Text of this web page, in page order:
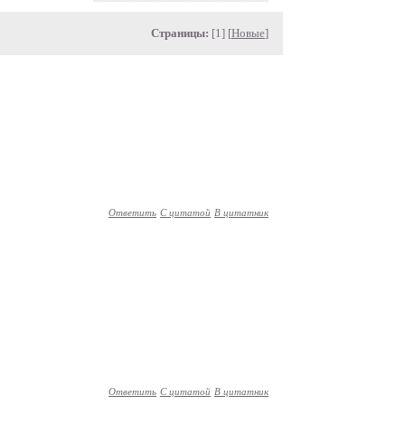
Страницы: [1] [Новые]
Ответить С цитатой В цитатник
Ответить С цитатой В цитатник